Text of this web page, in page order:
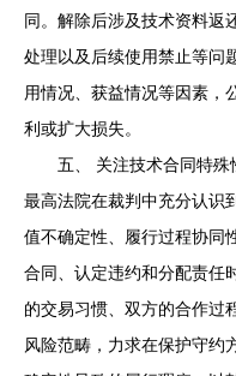
同。解除后涉及技术资料返
处理以及后续使用禁止等问
用情况、获益情况等因素，
利或扩大损失。
五、 关注技术合同特殊
最高法院在裁判中充分认识
值不确定性、履行过程协同
合同、认定违约和分配责任
的交易习惯、双方的合作过
风险范畴，力求在保护守约